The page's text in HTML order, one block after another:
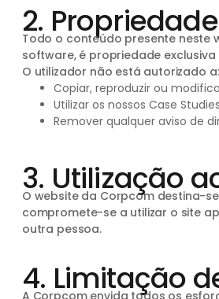
2.
Todo o conteúdo presente neste
software, é propriedade
O utilizador não está autorizado a:
Copiar, reproduzir ou
Utilizar os nossos Case
Remover qualquer aviso de
3. Utilização
O website da Corpcom destina-
compromete-se a utilizar o site
outra pessoa.
4. Limitação